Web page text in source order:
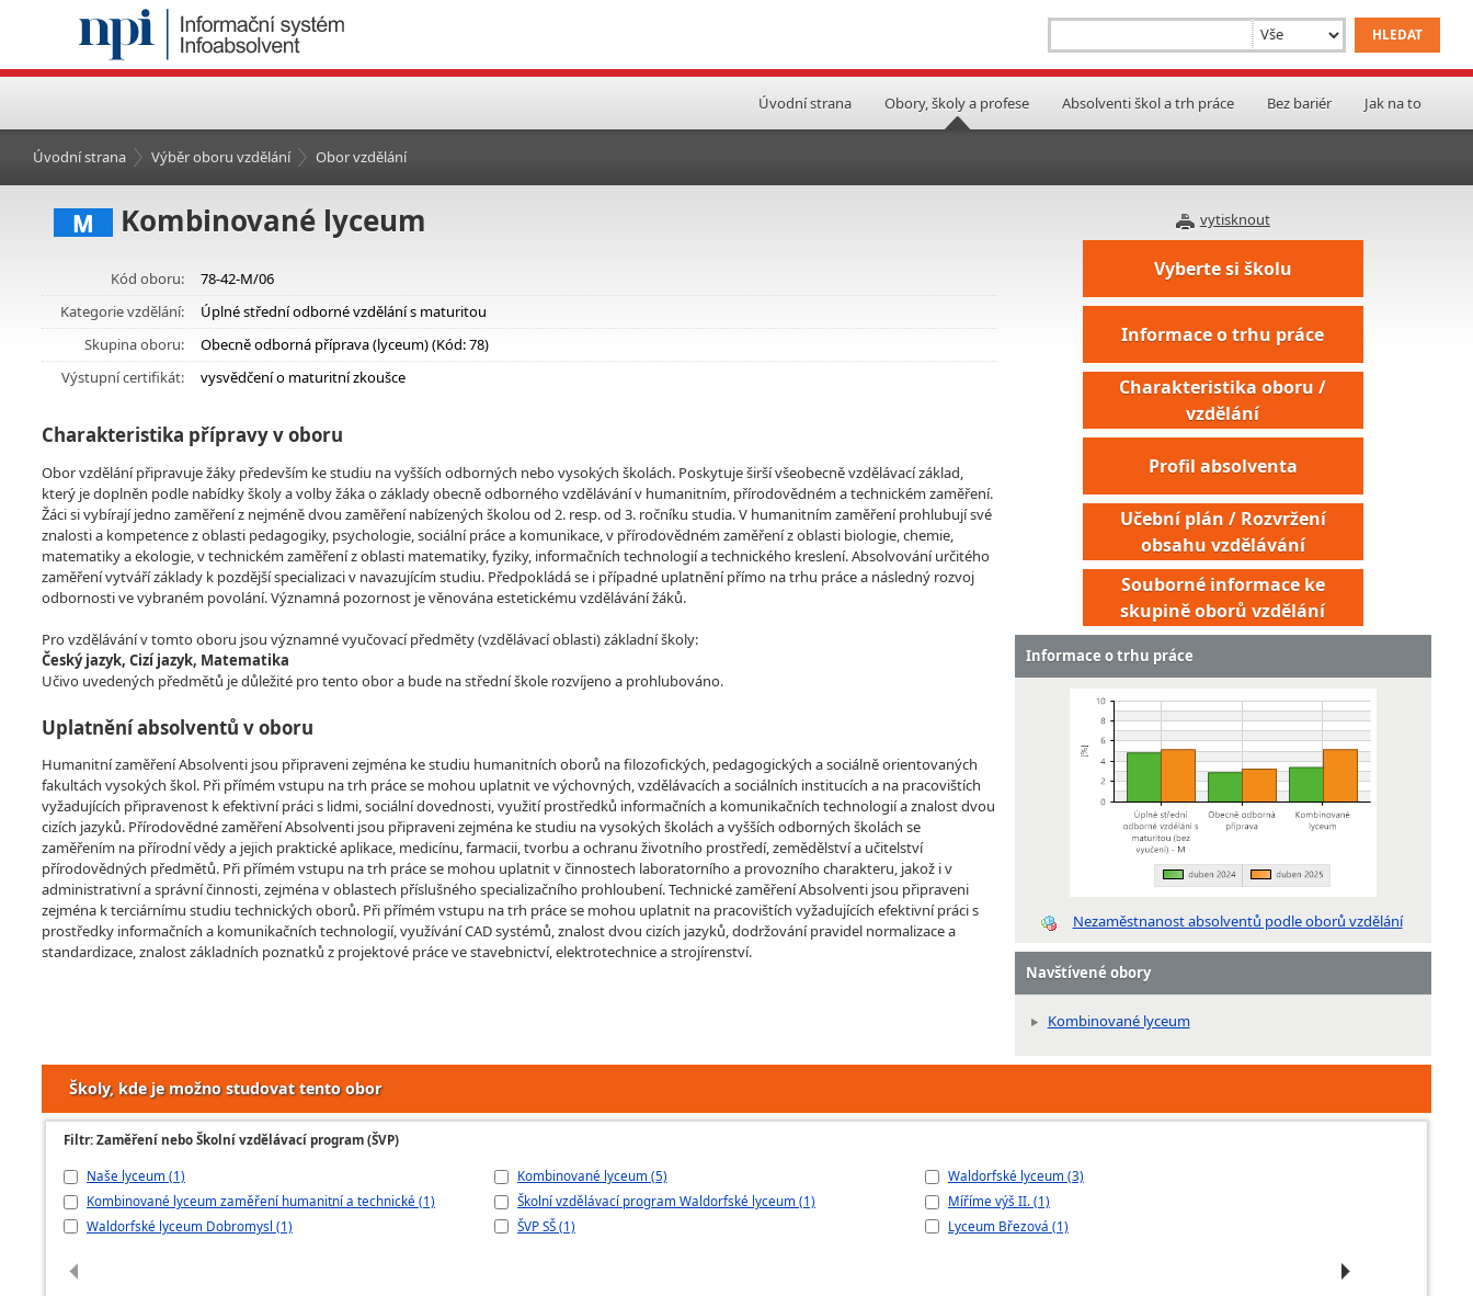
Úvodní strana Obory, školy a profese Absolventi škol a trh práce Bez bariér Jak na to
Úvodní strana Výběr oboru vzdělání Obor vzdělání
vytisknout
M Kombinované lyceum
Kód oboru:
78-42-M/06
Kategorie vzdělání:
Úplné střední odborné vzdělání s maturitou
Skupina oboru:
Obecně odborná příprava (lyceum) (Kód: 78)
Výstupní certifikát:
vysvědčení o maturitní zkoušce
Charakteristika přípravy v oboru
Obor vzdělání připravuje žáky především ke studiu na vyšších odborných nebo vysokých školách. Poskytuje širší všeobecně vzdělávací základ,
který je doplněn podle nabídky školy a volby žáka o základy obecně odborného vzdělávání v humanitním, přírodovědném a technickém zaměření.
Žáci si vybírají jedno zaměření z nejméně dvou zaměření nabízených školou od 2. resp. od 3. ročníku studia. V humanitním zaměření prohlubují své
znalosti a kompetence z oblasti pedagogiky, psychologie, sociální práce a komunikace, v přírodovědném zaměření z oblasti biologie, chemie,
matematiky a ekologie, v technickém zaměření z oblasti matematiky, fyziky, informačních technologií a technického kreslení. Absolvování určitého
zaměření vytváří základy k pozdější specializaci v navazujícím studiu. Předpokládá se i případné uplatnění přímo na trhu práce a následný rozvoj
odbornosti ve vybraném povolání. Významná pozornost je věnována estetickému vzdělávání žáků.
Pro vzdělávání v tomto oboru jsou významné vyučovací předměty (vzdělávací oblasti) základní školy:
Český jazyk, Cizí jazyk, Matematika
Učivo uvedených předmětů je důležité pro tento obor a bude na střední škole rozvíjeno a prohlubováno.
Uplatnění absolventů v oboru
Humanitní zaměření Absolventi jsou připraveni zejména ke studiu humanitních oborů na filozofických, pedagogických a sociálně orientovaných
fakultách vysokých škol. Při přímém vstupu na trh práce se mohou uplatnit ve výchovných, vzdělávacích a sociálních institucích a na pracovištích
vyžadujících připravenost k efektivní práci s lidmi, sociální dovednosti, využití prostředků informačních a komunikačních technologií a znalost dvou
cizích jazyků. Přírodovědné zaměření Absolventi jsou připraveni zejména ke studiu na vysokých školách a vyšších odborných školách se
zaměřením na přírodní vědy a jejich praktické aplikace, medicínu, farmacii, tvorbu a ochranu životního prostředí, zemědělství a učitelství
přírodovědných předmětů. Při přímém vstupu na trh práce se mohou uplatnit v činnostech laboratorního a provozního charakteru, jakož i v
administrativní a správní činnosti, zejména v oblastech příslušného specializačního prohloubení. Technické zaměření Absolventi jsou připraveni
zejména k terciárnímu studiu technických oborů. Při přímém vstupu na trh práce se mohou uplatnit na pracovištích vyžadujících efektivní práci s
prostředky informačních a komunikačních technologií, využívání CAD systémů, znalost dvou cizích jazyků, dodržování pravidel normalizace a
standardizace, znalost základních poznatků z projektové práce ve stavebnictví, elektrotechnice a strojírenství.
Vyberte si školu
Informace o trhu práce
Charakteristika oboru /
vzdělání
Profil absolventa
Učební plán / Rozvržení
obsahu vzdělávání
Souborné informace ke
skupině oborů vzdělání
Informace o trhu práce
Nezaměstnanost absolventů podle oborů vzdělání
Navštívené obory
Kombinované lyceum
Školy, kde je možno studovat tento obor
Filtr: Zaměření nebo Školní vzdělávací program (ŠVP)
Naše lyceum (1)
Kombinované lyceum zaměření humanitní a technické (1)
Waldorfské lyceum Dobromysl (1)
Kombinované lyceum (5)
Školní vzdělávací program Waldorfské lyceum (1)
ŠVP SŠ (1)
Waldorfské lyceum (3)
Míříme výš II. (1)
Lyceum Březová (1)